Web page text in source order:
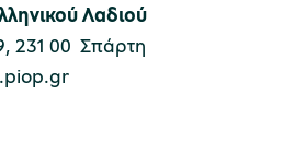
Λαδιού
231 00 Σπάρτη